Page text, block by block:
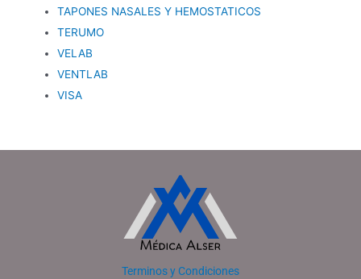
TAPONES NASALES Y HEMOSTATICOS
TERUMO
VELAB
VENTLAB
VISA
Terminos y Condiciones